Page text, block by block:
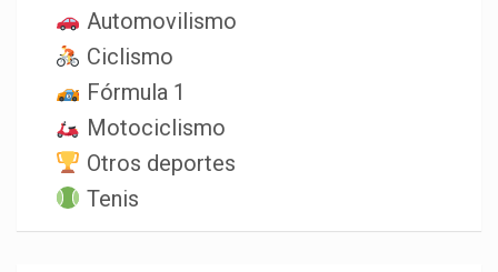
Automovilismo
Ciclismo
Fórmula 1
Motociclismo
Otros deportes
Tenis